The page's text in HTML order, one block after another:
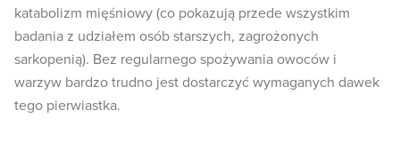
katabolizm mięśniowy (co pokazują przede wszystkim
badania z udziałem osób starszych, zagrożonych
sarkopenią). Bez regularnego spożywania owoców i
warzyw bardzo trudno jest dostarczyć wymaganych dawek
tego pierwiastka.